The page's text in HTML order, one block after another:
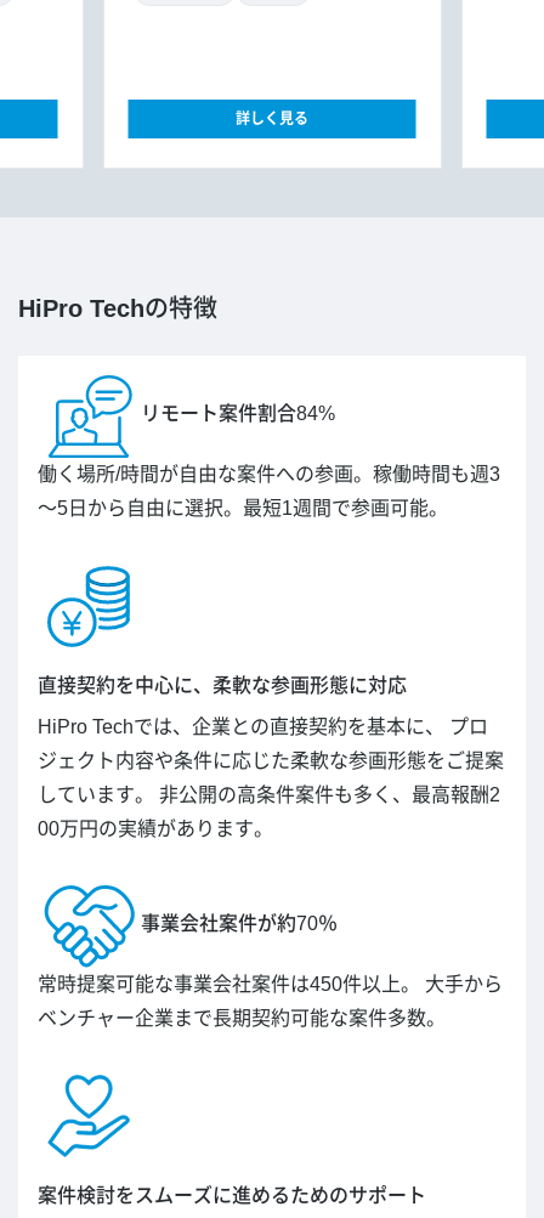
詳しく見る
HiPro Techの特徴
リモート案件割合84%
働く場所/時間が自由な案件への参画。稼働時間も週3
～5日から自由に選択。最短1週間で参画可能。
直接契約を中心に、柔軟な参画形態に対応
HiPro Techでは、企業との直接契約を基本に、 プロ
ジェクト内容や条件に応じた柔軟な参画形態をご提案
しています。 非公開の高条件案件も多く、最高報酬2
00万円の実績があります。
事業会社案件が約70％
常時提案可能な事業会社案件は450件以上。 大手から
ベンチャー企業まで長期契約可能な案件多数。
案件検討をスムーズに進めるためのサポート